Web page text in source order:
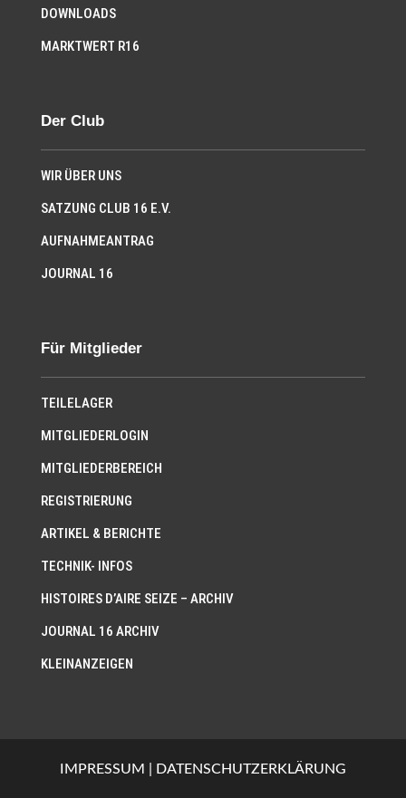
DOWNLOADS
MARKTWERT R16
Der Club
WIR ÜBER UNS
SATZUNG CLUB 16 E.V.
AUFNAHMEANTRAG
JOURNAL 16
Für Mitglieder
TEILELAGER
MITGLIEDERLOGIN
MITGLIEDERBEREICH
REGISTRIERUNG
ARTIKEL & BERICHTE
TECHNIK- INFOS
HISTOIRES D’AIRE SEIZE – ARCHIV
JOURNAL 16 ARCHIV
KLEINANZEIGEN
IMPRESSUM DATENSCHUTZERKLÄRUNG